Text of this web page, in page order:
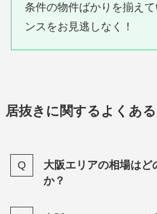
条件の物件ばかりを揃え
ンスをお見逃しなく！
居抜きに関するよくあ
大阪エリアの相場はど
か？